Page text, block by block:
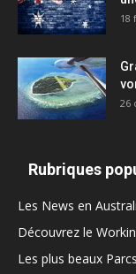
18
26
Rubriques
Les News en
Découvrez le
Les plus beaux